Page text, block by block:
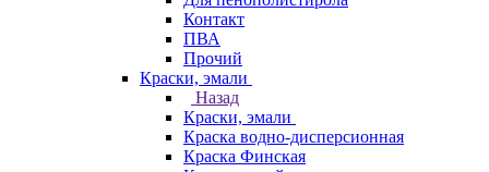
Контакт
ПВА
Прочий
Краски, эмали
Назад
Краски, эмали
Краска водно-дисперсионная
Краска Финская